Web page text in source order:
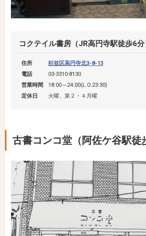
コクテイル書房（JR高円寺駅徒歩6分
住所
杉並区高円寺北3-8-13
電話
03-3310-8130
営業時間
18:00～24:00(L.O.23:30)
定休日
火曜、第２・４月曜
古書コンコ堂（阿佐ケ谷駅徒